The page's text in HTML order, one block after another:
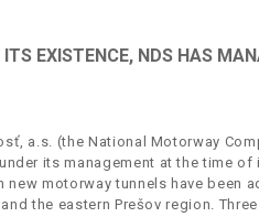
ITS EXISTENCE, NDS HAS
a.s. (the National Motorway
its management at the time
new motorway tunnels have been
the eastern Prešov region.